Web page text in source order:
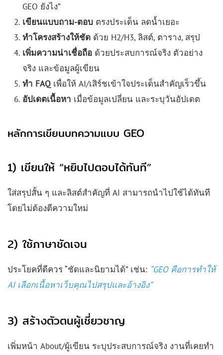
GEO ยังไง”
เขียนแบบถาม-ตอบ ตรงประเด็น ลดน้ำเยอะ
ทำโครงสร้างให้ชัด ด้วย H2/H3, ลิสต์, ตาราง, สรุป
เพิ่มความน่าเชื่อถือ ด้วยประสบการณ์จริง ตัวอย่าง
จริง และข้อมูลผู้เขียน
ทำ FAQ เพื่อให้ AI/เสิร์ชเข้าใจประเด็นสำคัญเร็วขึ้น
อัปเดตเนื้อหา เมื่อข้อมูลเปลี่ยน และระบุวันอัปเดต
หลักการเขียนบทความแบบ GEO
1) เขียนให้ “หยิบไปตอบได้ทันที”
ใส่สรุปสั้น ๆ และลิสต์สำคัญที่ AI สามารถนำไปใช้ได้ทันที
โดยไม่ต้องตีความใหม่
2) ใช้ภาษาชัดเจน
ประโยคที่ดีควร “ชัดและนิยามได้” เช่น: “GEO คือการทำให้
AI เลือกเนื้อหาเว็บคุณไปสรุปและอ้างอิง”
3) สร้างตัวตนผู้เชี่ยวชาญ
เพิ่มหน้า About/ผู้เขียน ระบุประสบการณ์จริง งานที่เคยทำ